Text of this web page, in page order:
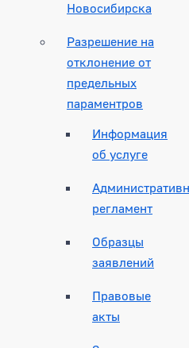
Новосибирска
Разрешение на
отклонение от
предельных
параментров
Информация
об услуге
регламент
Образцы
заявлений
Правовые
акты